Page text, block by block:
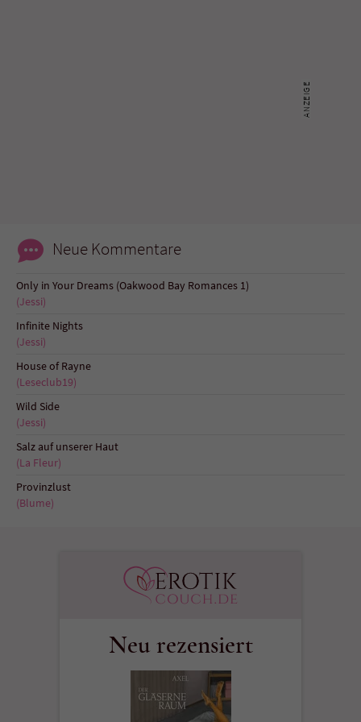
Neue Kommentare
Only in Your Dreams (Oakwood Bay Romances 1)
(Jessi)
Infinite Nights
(Jessi)
House of Rayne
(Leseclub19)
Wild Side
(Jessi)
Salz auf unserer Haut
(La Fleur)
Provinzlust
(Blume)
Neu rezensiert